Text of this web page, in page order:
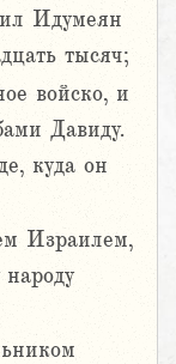
Идумеян
тысяч;
войско, и
Давиду.
куда он
Израилем,